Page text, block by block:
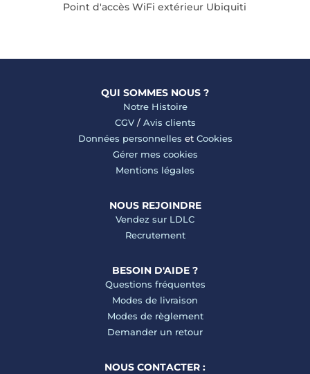
Point d'accès WiFi extérieur Ubiquiti
QUI SOMMES NOUS ?
Notre Histoire
CGV/ Avis clients
Données personnelles et Cookies
Gérer mes cookies
Mentions légales
NOUS REJOINDRE
Vendez sur LDLC
Recrutement
BESOIN D'AIDE ?
Questions fréquentes
Modes de livraison
Modes de règlement
Demander un retour
NOUS CONTACTER :